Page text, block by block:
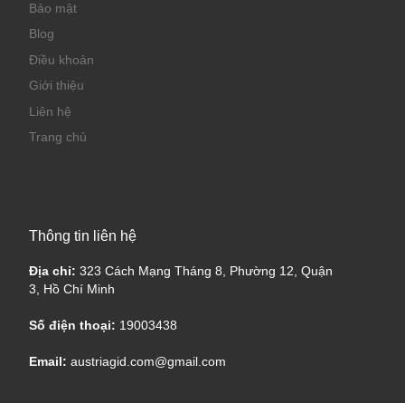
Bảo mật
Blog
Điều khoản
Giới thiệu
Liên hệ
Trang chủ
Thông tin liên hệ
Địa chỉ: 323 Cách Mạng Tháng 8, Phường 12, Quận
3, Hồ Chí Minh
Số điện thoại: 19003438
Email: austriagid.com@gmail.com